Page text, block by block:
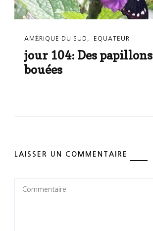
AMÉRIQUE DU SUD EQUATEUR
jour 104: Des papillons
bouées
LAISSER UN COMMENTAIRE